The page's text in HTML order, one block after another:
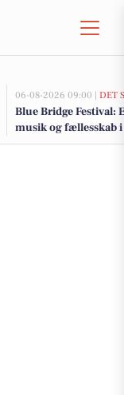
06-08-2026 09:00 | DET
Blue Bridge Festival:
musik og fællesskab